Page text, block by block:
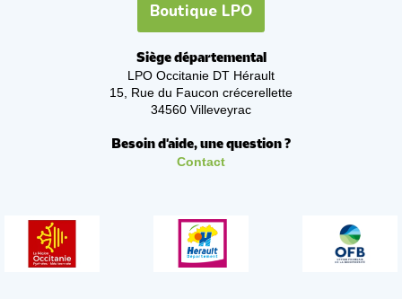
Boutique LPO
Siège départemental
LPO Occitanie DT Hérault
15, Rue du Faucon crécerellette
34560 Villeveyrac
Besoin d'aide, une question ?
Contact